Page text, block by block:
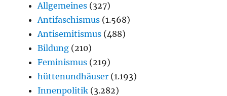
Allgemeines (327)
Antifaschismus (1.568)
Antisemitismus (488)
Bildung (210)
Feminismus (219)
hüttenundhäuser (1.193)
Innenpolitik (3.282)